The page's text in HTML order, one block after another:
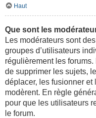
Haut
Que sont les
Les modérateurs sont
groupes d’utilisateurs
régulièrement les
de supprimer les sujets,
déplacer, les fusionner et
modèrent. En règle
pour que les utilisateurs
le forum.